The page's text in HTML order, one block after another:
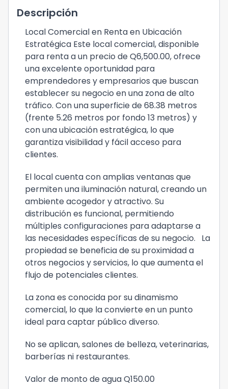
Descripción
Local Comercial en Renta en Ubicación
Estratégica Este local comercial, disponible
para renta a un precio de Q6,500.00, ofrece
una excelente oportunidad para
emprendedores y empresarios que buscan
establecer su negocio en una zona de alto
tráfico. Con una superficie de 68.38 metros
(frente 5.26 metros por fondo 13 metros) y
con una ubicación estratégica, lo que
garantiza visibilidad y fácil acceso para
clientes.
El local cuenta con amplias ventanas que
permiten una iluminación natural, creando un
ambiente acogedor y atractivo. Su
distribución es funcional, permitiendo
múltiples configuraciones para adaptarse a
las necesidades específicas de su negocio. La
propiedad se beneficia de su proximidad a
otros negocios y servicios, lo que aumenta el
flujo de potenciales clientes.
La zona es conocida por su dinamismo
comercial, lo que la convierte en un punto
ideal para captar público diverso.
No se aplican, salones de belleza, veterinarias,
barberías ni restaurantes.
Valor de monto de agua Q150.00